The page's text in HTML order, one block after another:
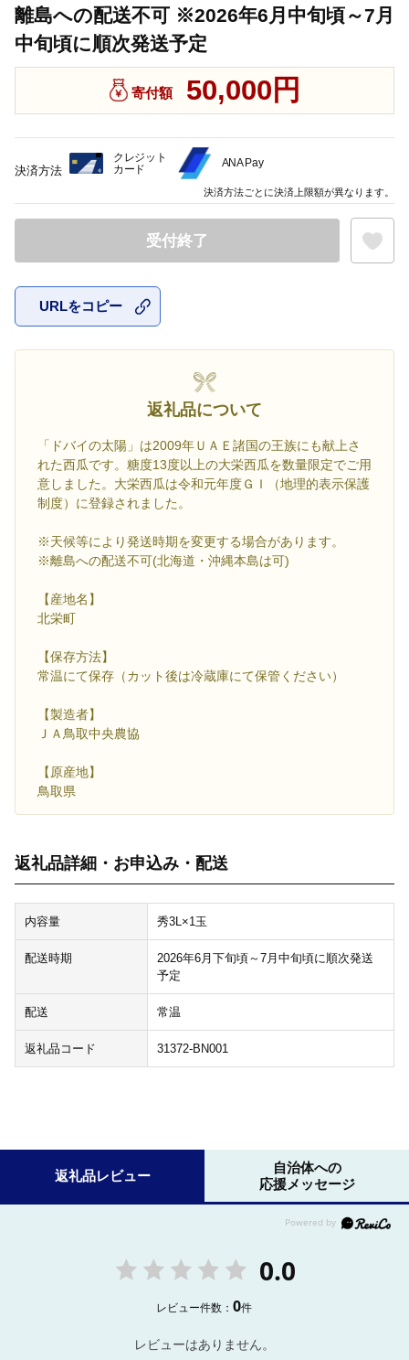
離島への配送不可 ※2026年6月中旬頃～7月
中旬頃に順次発送予定
寄付額 50,000円
受付終了
URLをコピー
返礼品について
「ドバイの太陽」は2009年ＵＡＥ諸国の王族にも献上さ
れた西瓜です。糖度13度以上の大栄西瓜を数量限定でご用
意しました。大栄西瓜は令和元年度ＧＩ（地理的表示保護
制度）に登録されました。
※天候等により発送時期を変更する場合があります。
※離島への配送不可(北海道・沖縄本島は可)
【産地名】
北栄町
【保存方法】
常温にて保存（カット後は冷蔵庫にて保管ください）
【製造者】
ＪＡ鳥取中央農協
【原産地】
鳥取県
返礼品詳細・お申込み・配送
内容量 秀3L×1玉
配送時期
2026年6月下旬頃～7月中旬頃に順次発送
予定
配送 常温
返礼品コード 31372-BN001
決済方法
クレジット
カード
ANA Pay
決済方法ごとに決済上限額が異なります。
返礼品レビュー
自治体への
応援メッセージ
0.0
レビュー件数：0件
レビューはありません。